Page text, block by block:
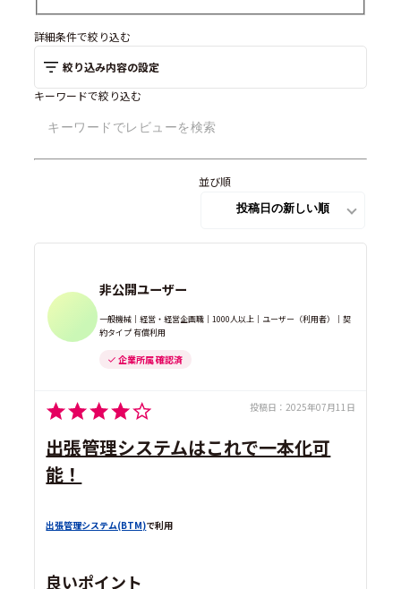
詳細条件で絞り込む
絞り込み内容の設定
キーワードで絞り込む
並び順
非公開ユーザー
一般機械｜経営・経営企画職｜1000人以上｜ユーザー（利用者）｜契
約タイプ 有償利用
企業所属 確認済
投稿日： 2025年07月11日
出張管理システムはこれで一本化可
能！
出張管理システム(BTM)で利用
良いポイント